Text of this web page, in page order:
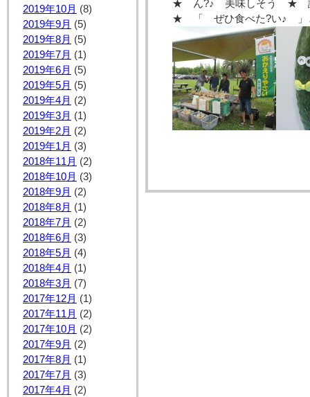
2019年10月 (8)
2019年9月 (5)
2019年8月 (5)
2019年7月 (1)
2019年6月 (5)
2019年5月 (5)
2019年4月 (2)
2019年3月 (1)
2019年2月 (2)
2019年1月 (3)
2018年11月 (2)
2018年10月 (3)
2018年9月 (2)
2018年8月 (1)
2018年7月 (2)
2018年6月 (3)
2018年5月 (4)
2018年4月 (1)
2018年3月 (7)
2017年12月 (1)
2017年11月 (2)
2017年10月 (2)
2017年9月 (2)
2017年8月 (1)
2017年7月 (3)
2017年4月 (2)
★ ん?♪ 美味しそう ★ 試食
★ 「 ぜひ食べた?い♪ 」